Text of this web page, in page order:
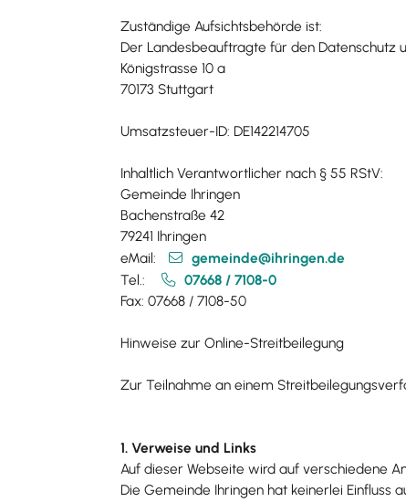
Zuständige Aufsichtsbehörde ist:
Der Landesbeauftragte für den Datenschutz
Königstrasse 10 a
70173 Stuttgart
Umsatzsteuer-ID: DE142214705
Inhaltlich Verantwortlicher nach § 55 RStV:
Gemeinde Ihringen
Bachenstraße 42
79241 Ihringen
eMail:
gemeinde@ihringen.de
Tel.:
07668 / 7108-0
Fax: 07668 / 7108-50
Hinweise zur Online-Streitbeilegung
Zur Teilnahme an einem
1. Verweise und Links
Auf dieser Webseite wird auf verschiedene
Die Gemeinde Ihringen hat keinerlei Einfluss